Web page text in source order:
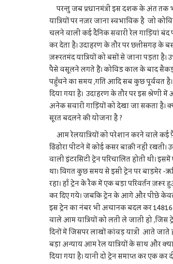
परन्तु जब प्रधानमंत्री इस दशक के अंत तक
यात्रियों पर नज़र जाना स्वभाविक है जो
चलने वाली कई दैनिक सवारी रेल गाड़ियां बंद
कर देता है। उदाहरण के तौर पर छत्तीसगढ़ के
ज़रूरतमंद यात्रियों को बसों से जाना पड़ता
पैसे वसूलने लगते हैं। कोविड काल के बाद सैकड़ों
पहुँचने का समय ,गति आदि सब कुछ पूर्ववत
दिया गया है। उदाहरण के तौर पर इस श्रेणी
अनेक सवारी गाड़ियों को देखा जा सकता है।
सूरत बदलने की योजना है ?
आम रेलयात्रियों को परेशान करने वाले
ढिंढोरा पीटने में कोई कसर बाक़ी नहीं
वाली इंटरसिटी ट्रेन परिचालित होती थी।
था। विगत कुछ समय से इसी ट्रेन पर बाड़मेर
रहा। हाँ ट्रेन के रैक में एक बड़ा परिवर्तन
कर दिए गये। जबकि ट्रेन के आगे और पीछे केवल
इस ट्रेन का नंबर भी अचानक बदल कर 14816 /
वाले आम यात्रियों को लती ले जाती हो
दिनों में जिसपर लाखों कांवड़ यात्री आते
बड़ा अन्याय आम रेल यात्रियों के साथ और
दिया गया है। यानी दो ट्रेन समाप्त कर एक कर